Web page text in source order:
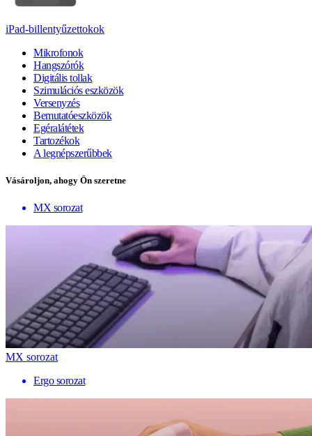
iPad-billentyűzettokok
Mikrofonok
Hangszórók
Digitális tollak
Szimulációs eszközök
Versenyzés
Bemutatóeszközök
Egéralátétek
Tartozékok
A legnépszerűbbek
Vásároljon, ahogy Ön szeretne
MX sorozat
MX sorozat
Ergo sorozat